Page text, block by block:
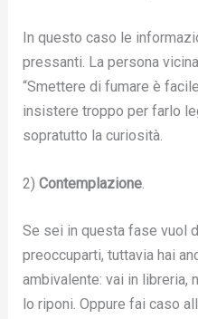
In questo caso le
pressanti. La persona
“Smettere di fumare è
insistere troppo per farlo
sopratutto la curiosità.
2) Contemplazione.
Se sei in questa fase vuol
preoccuparti, tuttavia hai
ambivalente: vai in libreria,
lo riponi. Oppure fai caso